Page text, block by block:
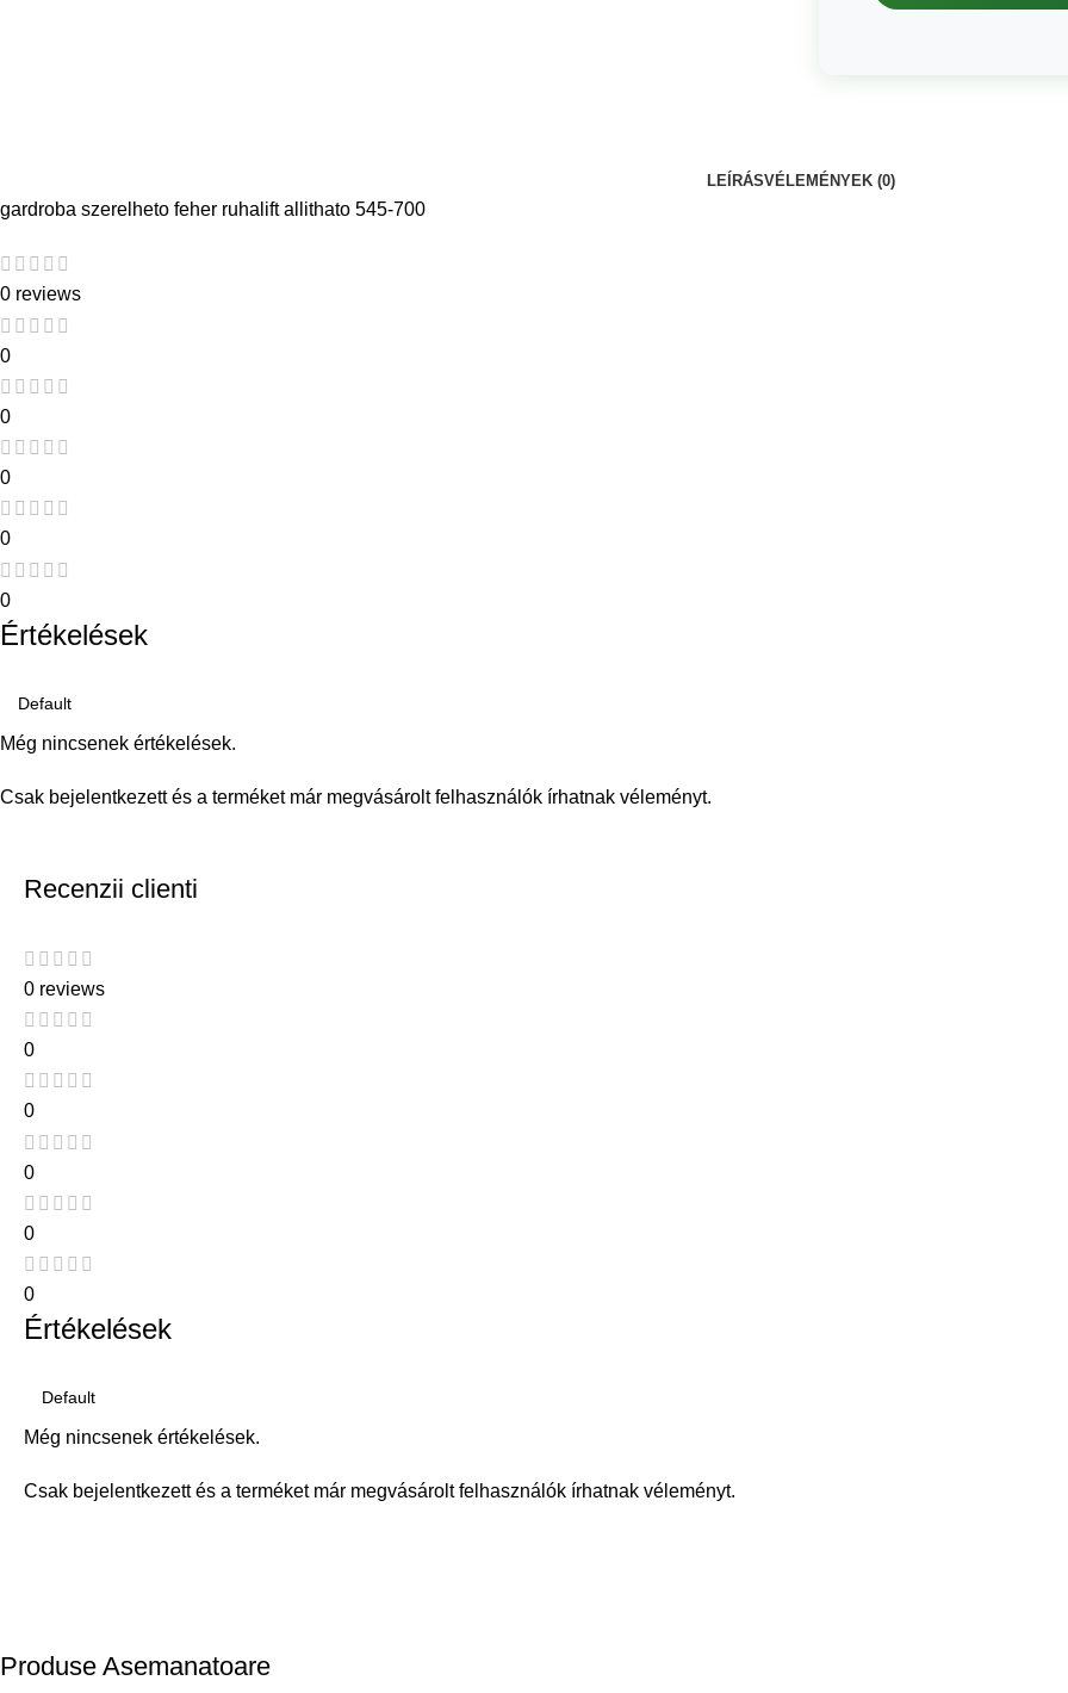
LEÍRÁSVÉLEMÉNYEK (0)
gardroba szerelheto feher ruhalift allithato 545-700
0 reviews
0
0
0
0
0
Értékelések
Még nincsenek értékelések.
Csak bejelentkezett és a terméket már megvásárolt felhasználók írhatnak véleményt.
Recenzii clienti
0 reviews
0
0
0
0
0
Értékelések
Még nincsenek értékelések.
Csak bejelentkezett és a terméket már megvásárolt felhasználók írhatnak véleményt.
Produse Asemanatoare